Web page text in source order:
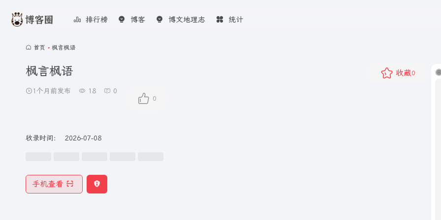
排行榜 博客 博文地理志 统计
首页 • 枫言枫语
枫言枫语
1个月前发布 18 0
0
收藏0
收录时间： 2026-07-08
手机查看